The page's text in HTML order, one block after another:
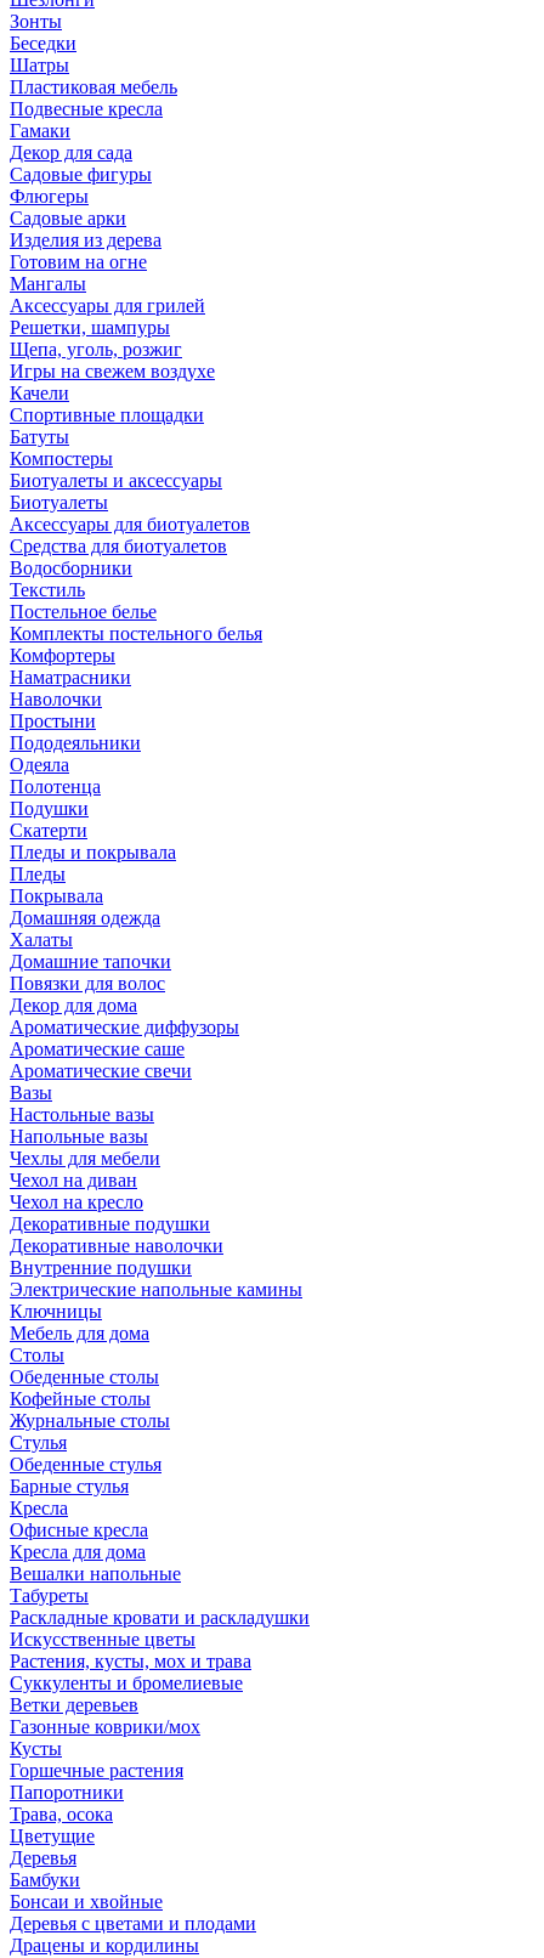
Зонты
Беседки
Шатры
Пластиковая мебель
Подвесные кресла
Гамаки
Декор для сада
Садовые фигуры
Флюгеры
Садовые арки
Изделия из дерева
Готовим на огне
Мангалы
Аксессуары для грилей
Решетки, шампуры
Щепа, уголь, розжиг
Игры на свежем воздухе
Качели
Спортивные площадки
Батуты
Компостеры
Биотуалеты и аксессуары
Биотуалеты
Аксессуары для биотуалетов
Средства для биотуалетов
Водосборники
Текстиль
Постельное белье
Комплекты постельного белья
Комфортеры
Наматрасники
Наволочки
Простыни
Пододеяльники
Одеяла
Полотенца
Подушки
Скатерти
Пледы и покрывала
Пледы
Покрывала
Домашняя одежда
Халаты
Домашние тапочки
Повязки для волос
Декор для дома
Ароматические диффузоры
Ароматические саше
Ароматические свечи
Вазы
Настольные вазы
Напольные вазы
Чехлы для мебели
Чехол на диван
Чехол на кресло
Декоративные подушки
Декоративные наволочки
Внутренние подушки
Электрические напольные камины
Ключницы
Мебель для дома
Столы
Обеденные столы
Кофейные столы
Журнальные столы
Стулья
Обеденные стулья
Барные стулья
Кресла
Офисные кресла
Кресла для дома
Вешалки напольные
Табуреты
Раскладные кровати и раскладушки
Искусственные цветы
Растения, кусты, мох и трава
Суккуленты и бромелиевые
Ветки деревьев
Газонные коврики/мох
Кусты
Горшечные растения
Папоротники
Трава, осока
Цветущие
Деревья
Бамбуки
Бонсаи и хвойные
Деревья с цветами и плодами
Драцены и кордилины